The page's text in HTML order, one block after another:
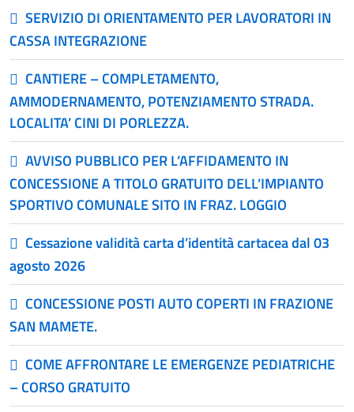
SERVIZIO DI ORIENTAMENTO PER LAVORATORI IN
CASSA INTEGRAZIONE
CANTIERE – COMPLETAMENTO,
AMMODERNAMENTO, POTENZIAMENTO STRADA.
LOCALITA’ CINI DI PORLEZZA.
AVVISO PUBBLICO PER L’AFFIDAMENTO IN
CONCESSIONE A TITOLO GRATUITO DELL’IMPIANTO
SPORTIVO COMUNALE SITO IN FRAZ. LOGGIO
Cessazione validità carta d’identità cartacea dal 03
agosto 2026
CONCESSIONE POSTI AUTO COPERTI IN FRAZIONE
SAN MAMETE.
COME AFFRONTARE LE EMERGENZE PEDIATRICHE
– CORSO GRATUITO